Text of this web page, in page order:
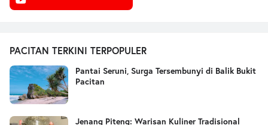
PACITAN TERKINI TERPOPULER
Pantai Seruni, Surga Tersembunyi di Balik Bukit
Pacitan
Jenang Piteng: Warisan Kuliner Tradisional